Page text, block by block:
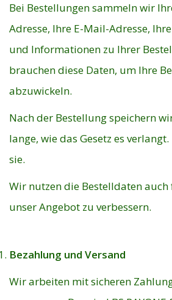
Bei Bestellungen sammeln wir
Adresse, Ihre E-Mail-Adresse,
und Informationen zu Ihrer
brauchen diese Daten, um Ihre
abzuwickeln.
Nach der Bestellung speichern
lange, wie das Gesetz es
sie.
Wir nutzen die Bestelldaten
unser Angebot zu verbessern.
Bezahlung und Versand
Wir arbeiten mit sicheren